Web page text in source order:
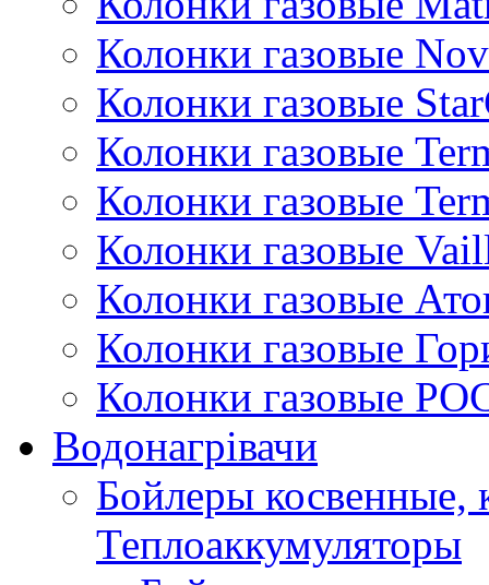
Колонки газовые
Колонки газовые
Колонки газовые
Колонки газовые
Колонки газовые
Колонки газовые
Колонки газовые
Колонки газовые
Водонагрівачи
Бойлеры косвенные,
Теплоаккумуляторы